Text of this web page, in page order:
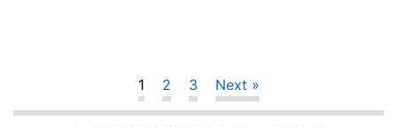
1 2 3 Next »